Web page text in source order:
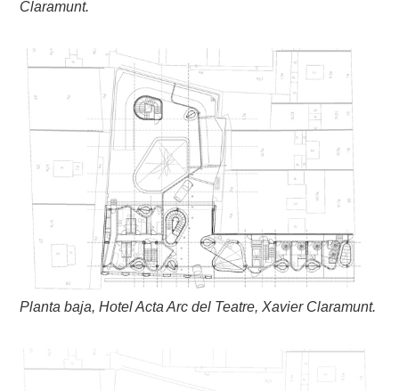
Claramunt.
Planta baja, Hotel Acta Arc del Teatre, Xavier Claramunt.